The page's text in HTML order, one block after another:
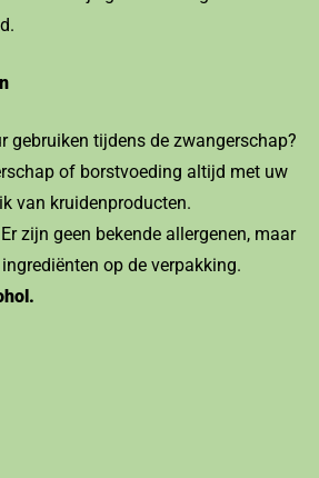
gebruiken tijdens de zwangerschap?
of borstvoeding altijd met uw
van kruidenproducten.
zijn geen bekende allergenen, maar
op de verpakking.